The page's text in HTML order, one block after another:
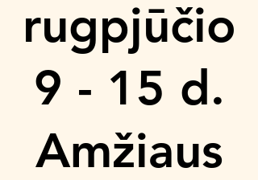
rugpjūčio
9 - 15 d.
Amžiaus